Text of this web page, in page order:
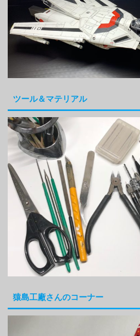
ツール＆マテリアル
猿島工廠さんのコーナー